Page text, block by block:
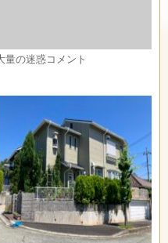
量の迷惑コメント